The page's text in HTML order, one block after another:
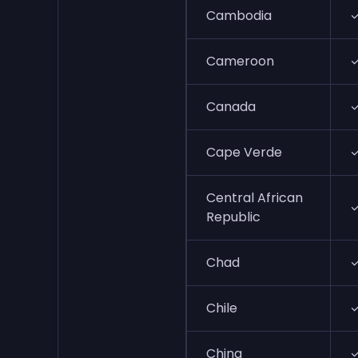
Cambodia
Cameroon
Canada
Cape Verde
Central African
Republic
Chad
Chile
China